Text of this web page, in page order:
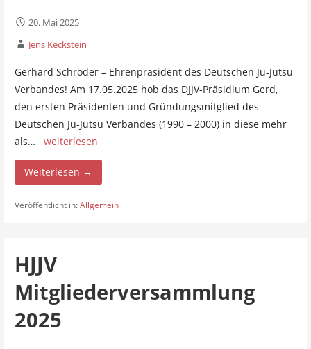
20. Mai 2025
Jens Keckstein
Gerhard Schröder – Ehrenpräsident des Deutschen Ju-Jutsu
Verbandes! Am 17.05.2025 hob das DJJV-Präsidium Gerd,
den ersten Präsidenten und Gründungsmitglied des
Deutschen Ju-Jutsu Verbandes (1990 – 2000) in diese mehr
als… weiterlesen
Weiterlesen →
Veröffentlicht in:Allgemein
HJJV
Mitgliederversammlung
2025